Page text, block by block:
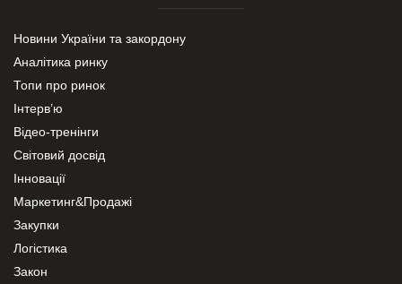
Новини України та закордону
Аналітика ринку
Топи про ринок
Інтерв’ю
Відео-тренінги
Світовий досвід
Інновації
Маркетинг&Продажі
Закупки
Логістика
Закон